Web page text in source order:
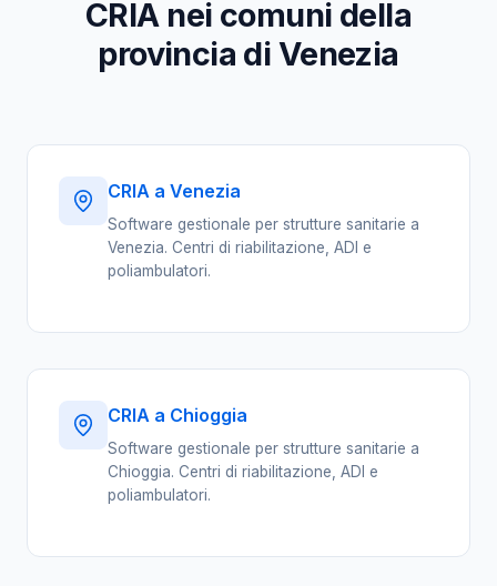
CRIA nei comuni della
provincia di Venezia
CRIA a Venezia
Software gestionale per strutture sanitarie a
Venezia. Centri di riabilitazione, ADI e
poliambulatori.
CRIA a Chioggia
Software gestionale per strutture sanitarie a
Chioggia. Centri di riabilitazione, ADI e
poliambulatori.